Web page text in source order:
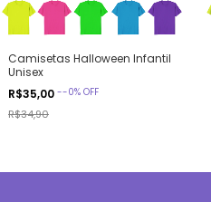
Camisetas Halloween Infantil
Unisex
R$35,00 --0% OFF
R$34,90